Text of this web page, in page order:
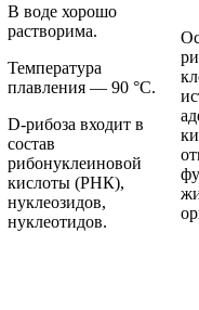
В воде хорошо
растворима.
Температура
плавления — 90 °C.
D-рибоза входит в
состав
рибонуклеиновой
кислоты (РНК),
нуклеозидов,
нуклеотидов.